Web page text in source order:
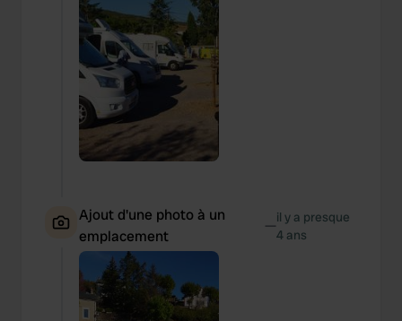
Ajout d'une photo à un
emplacement
—il y a presque
4 ans